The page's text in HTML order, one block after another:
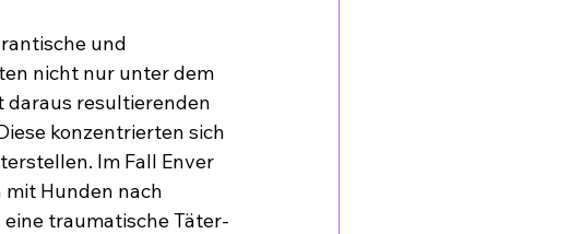
und
nicht nur unter dem
daraus resultierenden
konzentrierten sich
Im Fall Enver
mit Hunden nach
traumatische Täter-